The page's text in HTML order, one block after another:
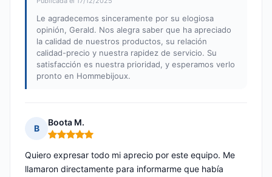
Le agradecemos sinceramente por su elogiosa
opinión, Gerald. Nos alegra saber que ha apreciado
la calidad de nuestros productos, su relación
calidad-precio y nuestra rapidez de servicio. Su
satisfacción es nuestra prioridad, y esperamos verlo
pronto en Hommebijoux.
B
Boota M.
Nota: 5 de 5
Quiero expresar todo mi aprecio por este equipo. Me
llamaron directamente para informarme que había